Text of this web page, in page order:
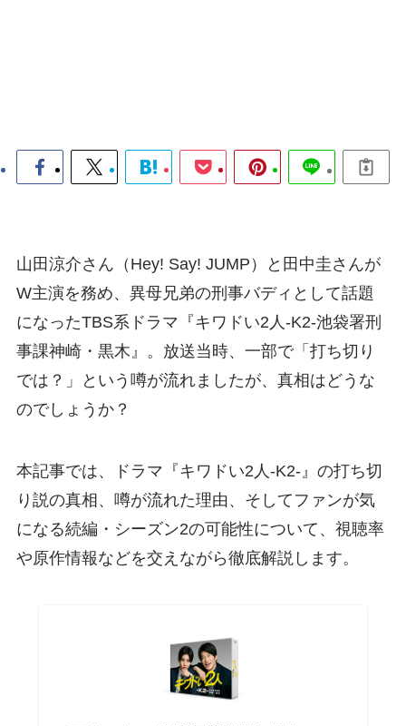
山田涼介さん（Hey! Say! JUMP）と田中圭さんが
W主演を務め、異母兄弟の刑事バディとして話題
になったTBS系ドラマ『キワドい2人-K2-池袋署刑
事課神崎・黒木』。放送当時、一部で「打ち切り
では？」という噂が流れましたが、真相はどうな
のでしょうか？
本記事では、ドラマ『キワドい2人-K2-』の打ち切
り説の真相、噂が流れた理由、そしてファンが気
になる続編・シーズン2の可能性について、視聴率
や原作情報などを交えながら徹底解説します。